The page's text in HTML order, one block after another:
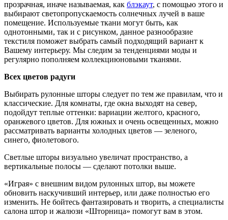
прозрачная, иначе называемая, как блэкаут, с помощью этого и
выбирают светопропускаемость солнечных лучей в ваше
помещение. Используемые ткани могут быть, как
однотонными, так и с рисунком, данное разнообразие
текстиля поможет выбрать самый подходящий вариант к
Вашему интерьеру. Мы следим за тенденциями моды и
регулярно пополняем коллекциюновыми тканями.
Всех цветов радуги
Выбирать рулонные шторы следует по тем же правилам, что и
классические. Для комнаты, где окна выходят на север,
подойдут теплые оттенки: вариации желтого, красного,
оранжевого цветов. Для южных и очень освещенных, можно
рассматривать варианты холодных цветов — зеленого,
синего, фиолетового.
Светлые шторы визуально увеличат пространство, а
вертикальные полосы — сделают потолки выше.
«Играя» с внешним видом рулонных штор, вы можете
обновить наскучивший интерьер, или даже полностью его
изменить. Не бойтесь фантазировать и творить, а специалисты
салона штор и жалюзи «Шторница» помогут вам в этом.